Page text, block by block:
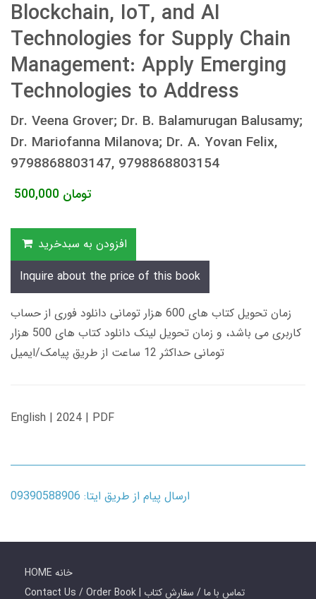
Blockchain, IoT, and AI
Technologies for Supply Chain
Management: Apply Emerging
Technologies to Address
Dr. Veena Grover; Dr. B. Balamurugan Balusamy;
Dr. Mariofanna Milanova; Dr. A. Yovan Felix,
9798868803147, 9798868803154
500,000 تومان
افزودن به سبدخرید
Inquire about the price of this book
زمان تحویل کتاب های 600 هزار تومانی دانلود فوری از حساب
کاربری می باشد، و زمان تحویل لینک دانلود کتاب های 500 هزار
تومانی حداکثر 12 ساعت از طریق پیامک/ایمیل
English | 2024 | PDF
ارسال پیام از طریق ایتا: 09390588906
HOME خانه
Contact Us / Order Book | تماس با ما / سفارش کتاب